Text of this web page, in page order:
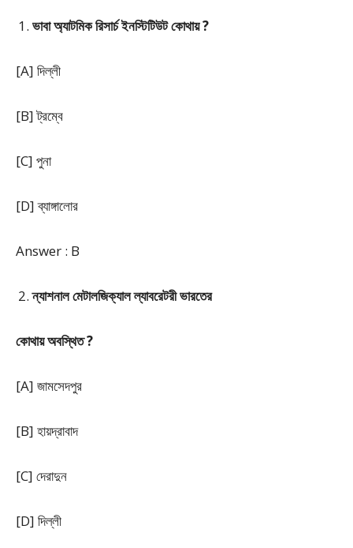
ভাবা অ্যাটমিক রিসার্চ ইনস্টিটিউট কোথায় ?
[A] দিল্লী
[B] ট্রম্বে
[C] পুনা
[D] ব্যাঙ্গালোর
Answer : B
ন্যাশনাল মেটালজিক্যাল ল্যাবরেটরী ভারতের
কোথায় অবস্থিত ?
[A] জামসেদপুর
[B] হায়দ্রাবাদ
[C] দেরাদুন
[D] দিল্লী